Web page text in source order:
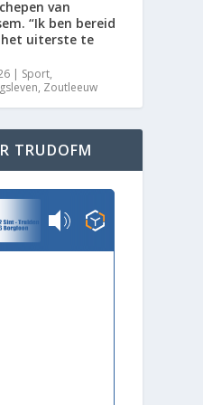
van
“Ik ben bereid
uiterste te
| Sport,
, Zoutleeuw
TRUDOFM
TrudoFM